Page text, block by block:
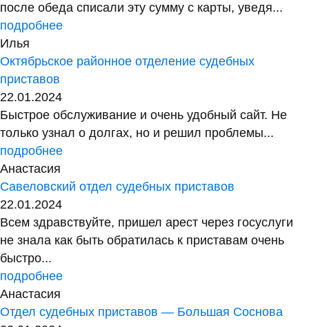
после обеда списали эту сумму с карты, уведя...
подробнее
Илья
Октябрьское районное отделение судебных
приставов
22.01.2024
Быстрое обслуживание и очень удобный сайт. Не
только узнал о долгах, но и решил проблемы...
подробнее
Анастасия
Савеловский отдел судебных приставов
22.01.2024
Всем здравствуйте, пришел арест через госуслуги
не знала как быть обратилась к приставам очень
быстро...
подробнее
Анастасия
Отдел судебных приставов — Большая Соснова